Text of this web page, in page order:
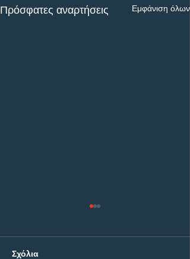
Πρόσφατες αναρτήσεις Εμφάνιση όλων
Σχόλια